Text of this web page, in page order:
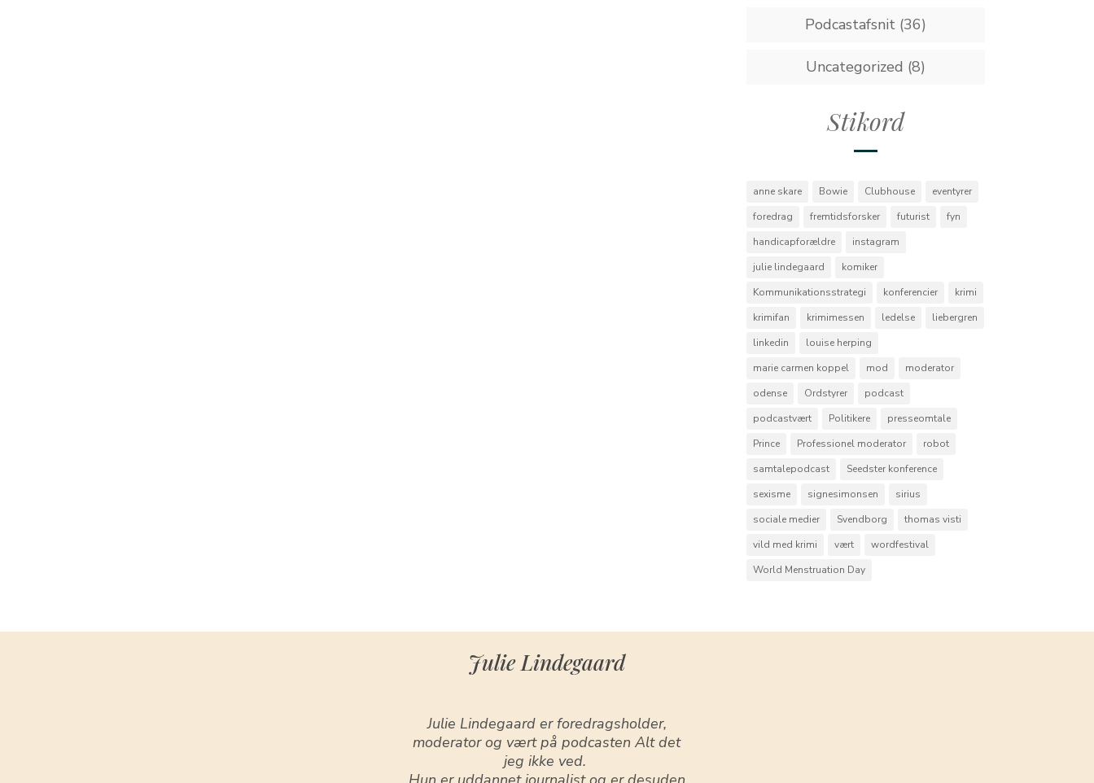
Podcastafsnit(36)
Uncategorized (8)
Stikord
anne skare Bowie Clubhouse
eventyrer
foredrag
fremtidsforsker futurist
fyn
handicapforældre
instagram
julie lindegaard
komiker
Kommunikationsstrategi
konferencier
krimi
krimifan
krimimessen ledelse
liebergren
linkedin
louise herping
marie carmen koppel
mod
moderator
odense
Ordstyrer
podcast
podcastvært
Politikere
presseomtale
Prince
Professionel moderator
robot
samtalepodcast
Seedster konference
sexisme
signesimonsen
sirius
sociale medier
Svendborg
thomas visti
vild med krimi
vært
wordfestival
World Menstruation Day
Julie Lindegaard
Julie Lindegaard er foredragsholder,
moderator og vært på podcasten Alt det
jeg ikke ved.